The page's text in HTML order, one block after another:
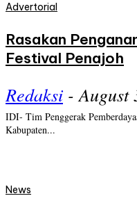
Advertorial
Rasakan
Festival Penajoh
Redaksi - August
IDI- Tim Penggerak
Kabupaten...
News